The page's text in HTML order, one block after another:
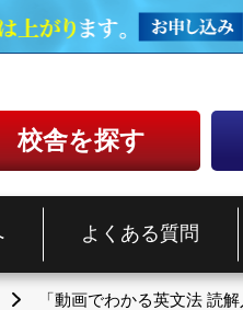
校舎を探す
よくある質問
「動画でわかる英文法 読